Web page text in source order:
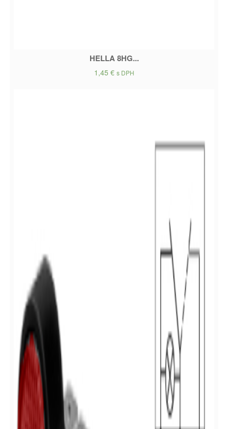
HELLA 8HG...
1,45 € s DPH